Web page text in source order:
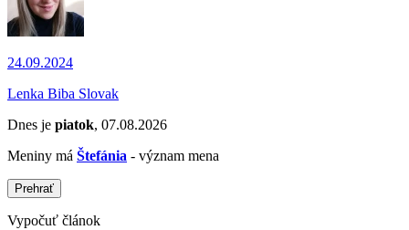
24.09.2024
Lenka Biba Slovak
Dnes je piatok, 07.08.2026
Meniny má Štefánia - význam mena
Prehrať
Vypočuť článok